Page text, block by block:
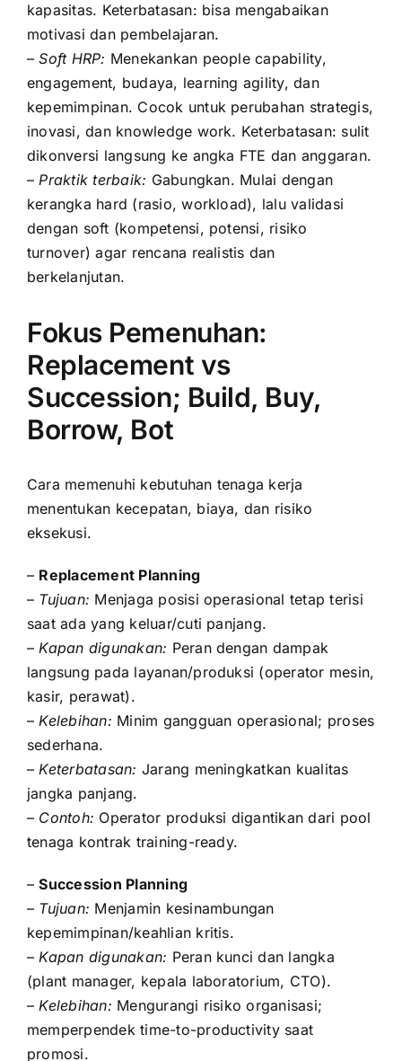
kapasitas. Keterbatasan: bisa mengabaikan
motivasi dan pembelajaran.
–Soft HRP: Menekankan people capability,
engagement, budaya, learning agility, dan
kepemimpinan. Cocok untuk perubahan strategis,
inovasi, dan knowledge work. Keterbatasan: sulit
dikonversi langsung ke angka FTE dan anggaran.
– Praktik terbaik: Gabungkan. Mulai dengan
kerangka hard (rasio, workload), lalu validasi
dengan soft (kompetensi, potensi, risiko
turnover) agar rencana realistis dan
berkelanjutan.
Fokus Pemenuhan:
Replacement vs
Succession; Build, Buy,
Borrow, Bot
Cara memenuhi kebutuhan tenaga kerja
menentukan kecepatan, biaya, dan risiko
eksekusi.
– Replacement Planning
– Tujuan: Menjaga posisi operasional tetap terisi
saat ada yang keluar/cuti panjang.
– Kapan digunakan: Peran dengan dampak
langsung pada layanan/produksi (operator mesin,
kasir, perawat).
– Kelebihan: Minim gangguan operasional; proses
sederhana.
– Keterbatasan: Jarang meningkatkan kualitas
jangka panjang.
– Contoh: Operator produksi digantikan dari pool
tenaga kontrak training-ready.
–Succession Planning
– Tujuan: Menjamin kesinambungan
kepemimpinan/keahlian kritis.
– Kapan digunakan: Peran kunci dan langka
(plant manager, kepala laboratorium, CTO).
– Kelebihan: Mengurangi risiko organisasi;
memperpendek time-to-productivity saat
promosi.